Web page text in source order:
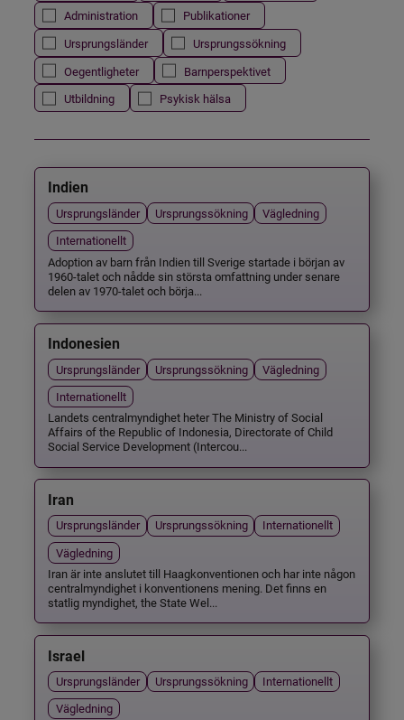
Administration
Publikationer
Ursprungsländer
Ursprungssökning
Oegentligheter
Barnperspektivet
Utbildning
Psykisk hälsa
Indien
Ursprungsländer Ursprungssökning
Vägledning
Internationellt
Adoption av barn från Indien till Sverige startade i början av
1960-talet och nådde sin största omfattning under senare
delen av 1970-talet och börja...
Indonesien
Ursprungsländer Ursprungssökning
Vägledning
Internationellt
Landets centralmyndighet heter The Ministry of Social
Affairs of the Republic of Indonesia, Directorate of Child
Social Service Development (Intercou...
Iran
Ursprungsländer Ursprungssökning
Internationellt
Vägledning
Iran är inte anslutet till Haagkonventionen och har inte någon
centralmyndighet i konventionens mening. Det finns en
statlig myndighet, the State Wel...
Israel
Ursprungsländer Ursprungssökning
Internationellt
Vägledning